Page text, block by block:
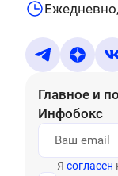
Главное и
Инфобокс
Я согласен